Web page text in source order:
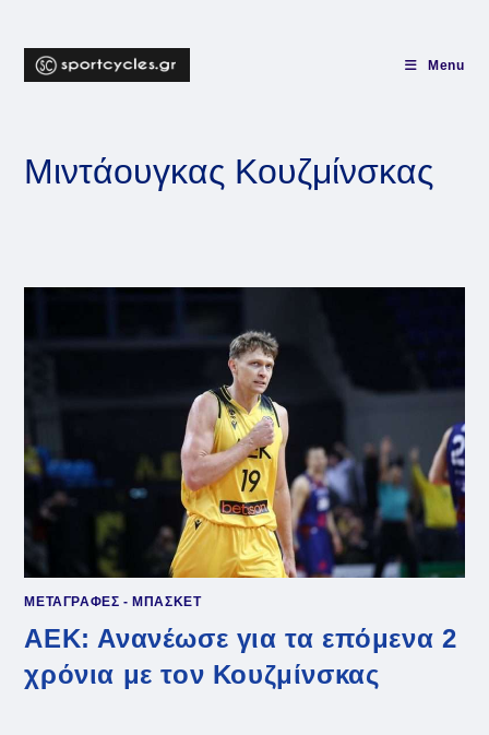
content
Menu
Μιντάουγκας Κουζμίνσκας
ΜΕΤΑΓΡΑΦΕΣ - ΜΠΑΣΚΕΤ
ΑΕΚ: Ανανέωσε για τα επόμενα 2
χρόνια με τον Κουζμίνσκας